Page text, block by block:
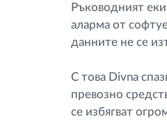
Ръководният
аларма от
данните не се
С това Divna
превозно
се избягват